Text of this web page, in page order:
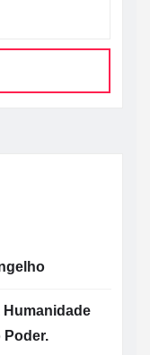
Humanidade
Poder.